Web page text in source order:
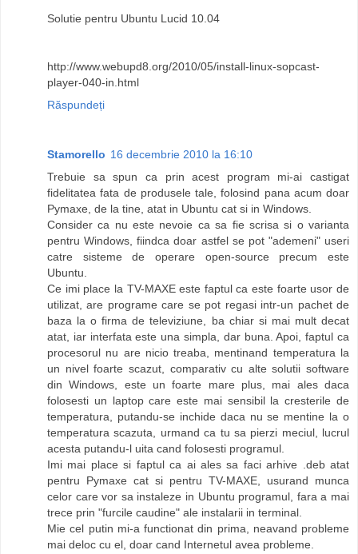
Solutie pentru Ubuntu Lucid 10.04
http://www.webupd8.org/2010/05/install-linux-sopcast-
player-040-in.html
Răspundeți
Stamorello 16 decembrie 2010 la 16:10
Trebuie sa spun ca prin acest program mi-ai castigat
fidelitatea fata de produsele tale, folosind pana acum doar
Pymaxe, de la tine, atat in Ubuntu cat si in Windows.
Consider ca nu este nevoie ca sa fie scrisa si o varianta
pentru Windows, fiindca doar astfel se pot "ademeni" useri
catre sisteme de operare open-source precum este
Ubuntu.
Ce imi place la TV-MAXE este faptul ca este foarte usor de
utilizat, are programe care se pot regasi intr-un pachet de
baza la o firma de televiziune, ba chiar si mai mult decat
atat, iar interfata este una simpla, dar buna. Apoi, faptul ca
procesorul nu are nicio treaba, mentinand temperatura la
un nivel foarte scazut, comparativ cu alte solutii software
din Windows, este un foarte mare plus, mai ales daca
folosesti un laptop care este mai sensibil la cresterile de
temperatura, putandu-se inchide daca nu se mentine la o
temperatura scazuta, urmand ca tu sa pierzi meciul, lucrul
acesta putandu-l uita cand folosesti programul.
Imi mai place si faptul ca ai ales sa faci arhive .deb atat
pentru Pymaxe cat si pentru TV-MAXE, usurand munca
celor care vor sa instaleze in Ubuntu programul, fara a mai
trece prin "furcile caudine" ale instalarii in terminal.
Mie cel putin mi-a functionat din prima, neavand probleme
mai deloc cu el, doar cand Internetul avea probleme.